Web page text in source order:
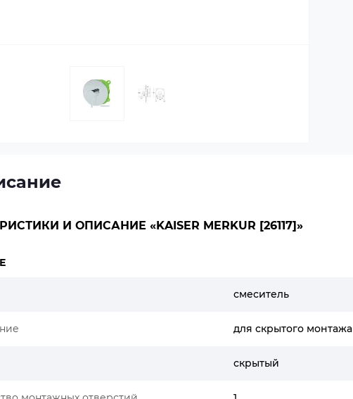
И ОПИСАНИЕ «KAISER MERKUR [26117]»
смеситель
для скрытого монтажа
скрытый